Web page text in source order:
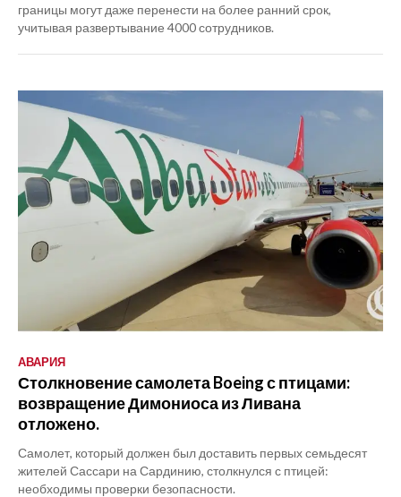
границы могут даже перенести на более ранний срок,
учитывая развертывание 4000 сотрудников.
АВАРИЯ
Столкновение самолета Boeing с птицами:
возвращение Димониоса из Ливана
отложено.
Самолет, который должен был доставить первых семьдесят
жителей Сассари на Сардинию, столкнулся с птицей:
необходимы проверки безопасности.